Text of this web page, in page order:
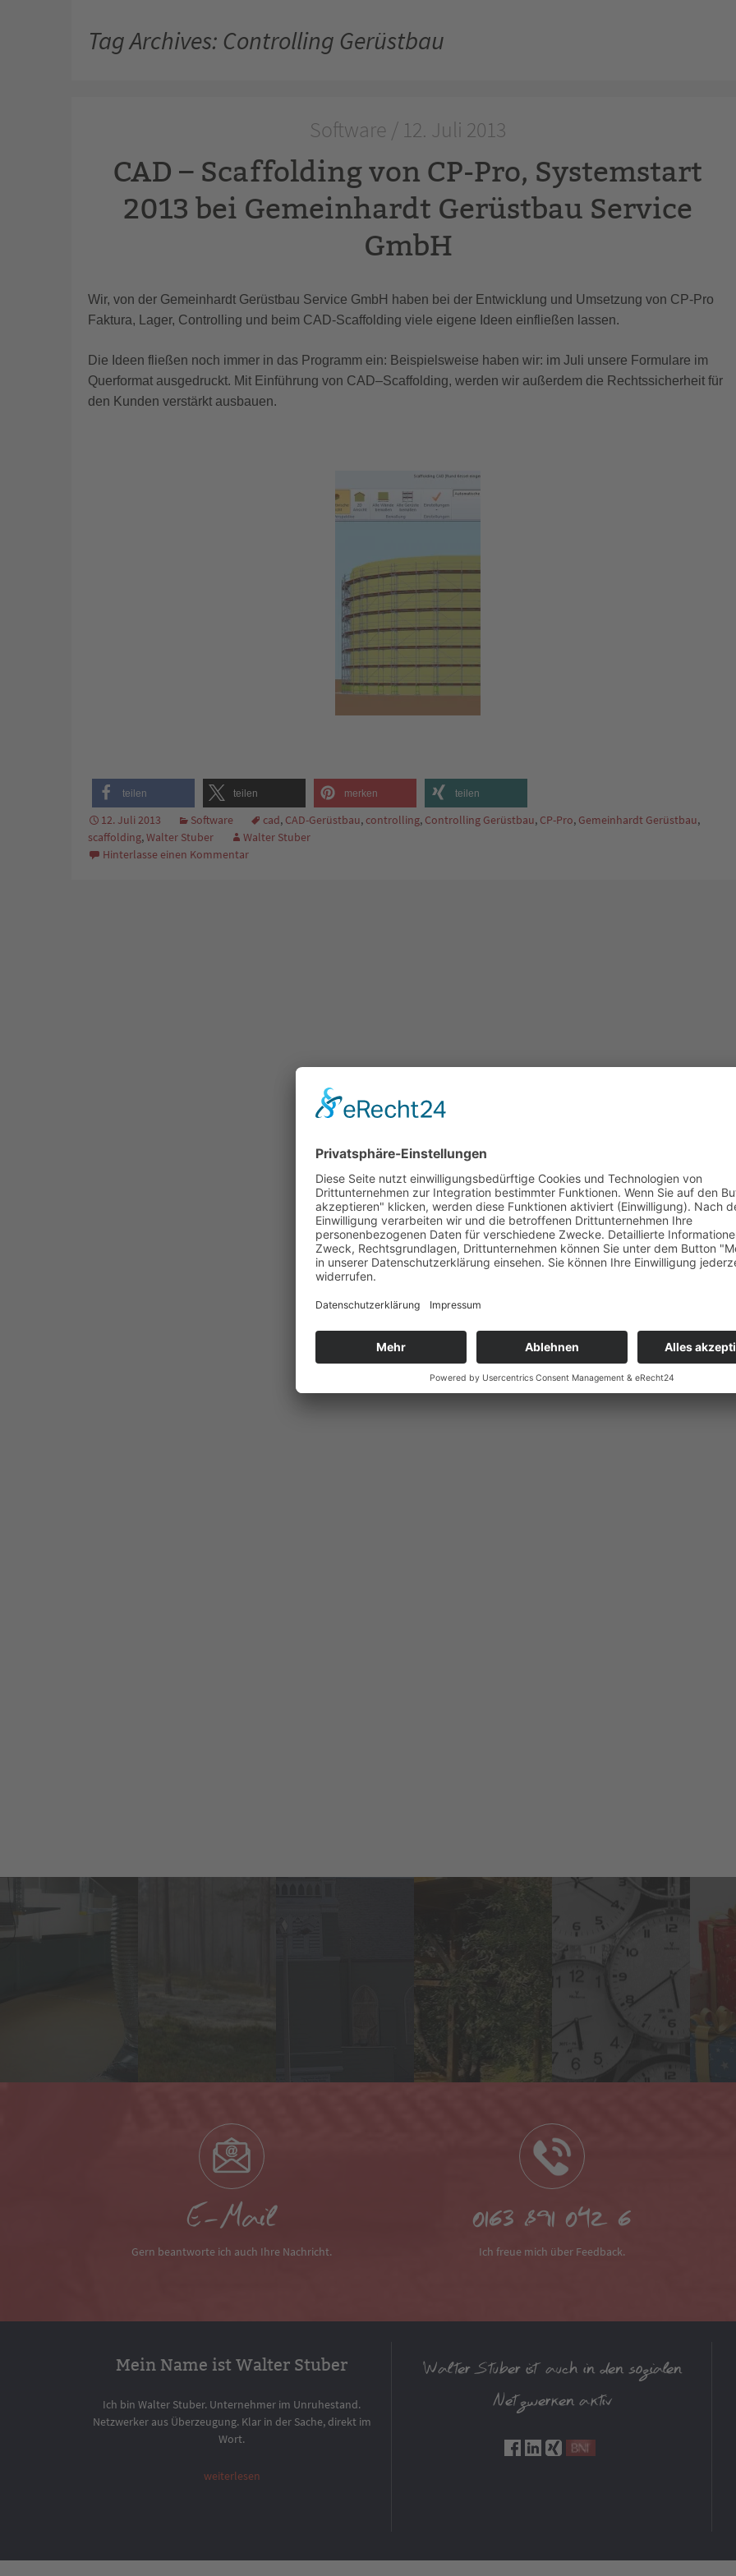
Tag Archives: Controlling Gerüstbau
Software / 12. Juli 2013
CAD – Scaffolding von CP-Pro, Systemstart
2013 bei Gemeinhardt Gerüstbau Service
GmbH
Wir, von der Gemeinhardt Gerüstbau Service GmbH haben bei der Entwicklung und Umsetzung von CP-Pro
Faktura, Lager, Controlling und beim CAD-Scaffolding viele eigene Ideen einfließen lassen.
Die Ideen fließen noch immer in das Programm ein: Beispielsweise haben wir: im Juli unsere Formulare im
Querformat ausgedruckt. Mit Einführung von CAD–Scaffolding, werden wir außerdem die Rechtssicherheit für
den Kunden verstärkt ausbauen.
teilen teilen merken teilen
12. Juli 2013 Software cad, CAD-Gerüstbau,controlling, Controlling Gerüstbau, CP-Pro, Gemeinhardt Gerüstbau,
scaffolding,Walter Stuber
Walter Stuber
Hinterlasse einen Kommentar
E-Mail
Gern beantworte ich auch Ihre Nachricht.
0163 891 042 6
Ich freue mich über Feedback.
Mein Name ist Walter Stuber
Ich bin Walter Stuber. Unternehmer im Unruhestand.
Netzwerker aus Überzeugung. Klar in der Sache, direkt im
Wort.
weiterlesen
Walter Stuber ist auch in den sozialen
Netzwerken aktiv